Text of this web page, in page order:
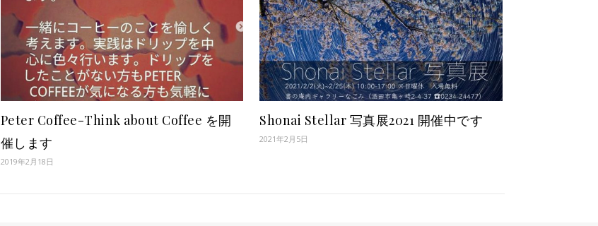
Peter Coffee-Think about Coffee を開
催します
2019年2月18日
Shonai Stellar 写真展2021 開催中です
2021年2月5日